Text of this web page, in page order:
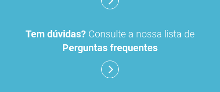
Tem dúvidas? Consulte a nossa lista de
Perguntas frequentes